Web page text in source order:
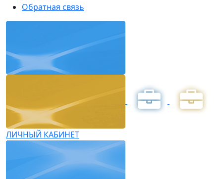
Обратная связь
ЛИЧНЫЙ КАБИНЕТ